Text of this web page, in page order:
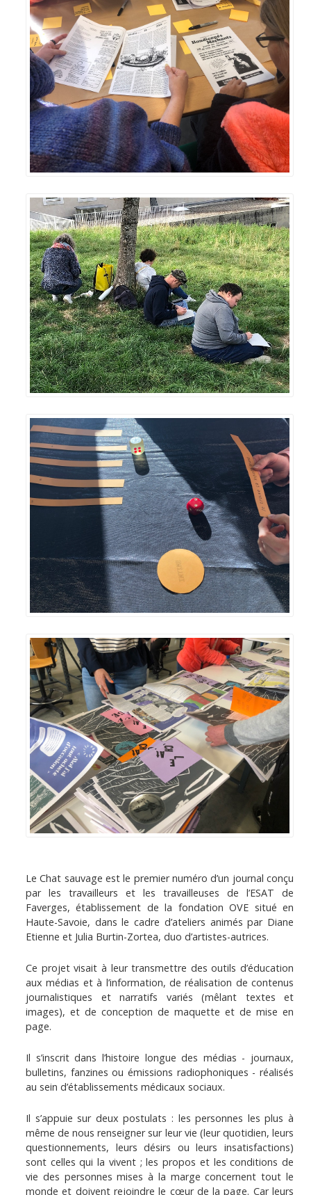
Le Chat sauvage est le premier numéro d’un journal conçu
par les travailleurs et les travailleuses de l’ESAT de
Faverges, établissement de la fondation OVE situé en
Haute-Savoie, dans le cadre d’ateliers animés par Diane
Etienne et Julia Burtin-Zortea, duo d’artistes-autrices.
Ce projet visait à leur transmettre des outils d’éducation
aux médias et à l’information, de réalisation de contenus
journalistiques et narratifs variés (mêlant textes et
images), et de conception de maquette et de mise en
page.
Il s’inscrit dans l’histoire longue des médias - journaux,
bulletins, fanzines ou émissions radiophoniques - réalisés
au sein d’établissements médicaux sociaux.
Il s’appuie sur deux postulats : les personnes les plus à
même de nous renseigner sur leur vie (leur quotidien, leurs
questionnements, leurs désirs ou leurs insatisfactions)
sont celles qui la vivent ; les propos et les conditions de
vie des personnes mises à la marge concernent tout le
monde et doivent rejoindre le cœur de la page. Car leurs